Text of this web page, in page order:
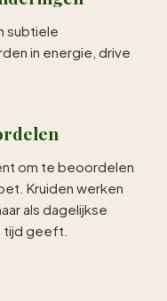
subtiele
in energie, drive
om te beoordelen
Kruiden werken
als dagelijkse
tijd geeft.